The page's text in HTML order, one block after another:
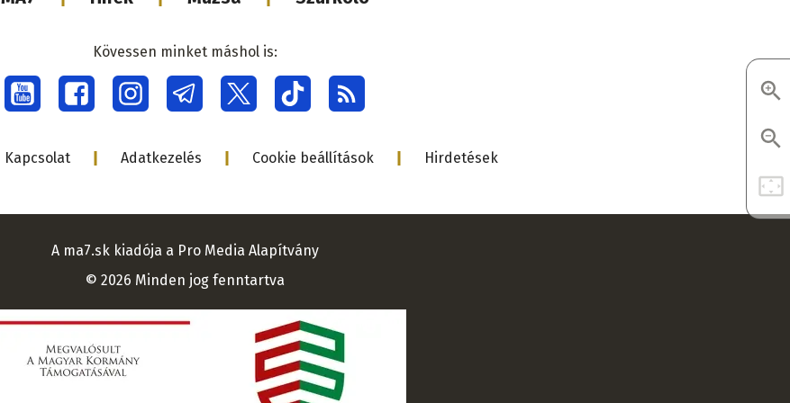
médiacsalád
Social
menu
Kövessen minket máshol is:
Lábléc
Kapcsolat Adatkezelés Cookie beállítások Hirdetések
A ma7.sk kiadója a Pro Media Alapítvány
© 2026 Minden jog fenntartva